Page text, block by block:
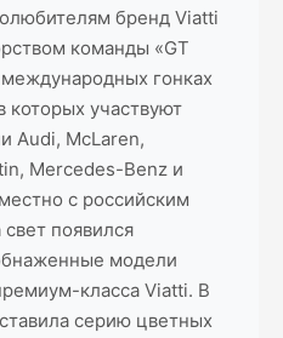
бренд Viatti
команды «GT
гонках
которых участвуют
Audi, McLaren,
Mercedes-Benz и
с российским
появился
модели
класса Viatti. В
серию цветных